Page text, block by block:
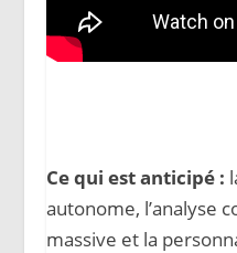
Ce qui est anticipé :
autonome, l’analyse
massive et la